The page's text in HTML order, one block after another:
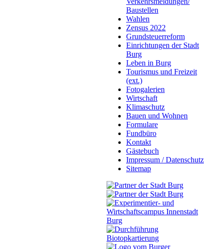
Baustellen
Wahlen
Zensus 2022
Grundsteuerreform
Einrichtungen der Stadt
Burg
Leben in Burg
Tourismus und Freizeit
(ext.)
Fotogalerien
Wirtschaft
Klimaschutz
Bauen und Wohnen
Formulare
Fundbüro
Kontakt
Gästebuch
Impressum / Datenschutz
Sitemap